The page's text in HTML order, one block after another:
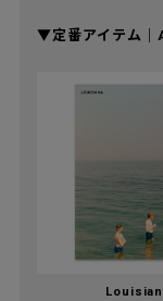
▼定番アイテム｜